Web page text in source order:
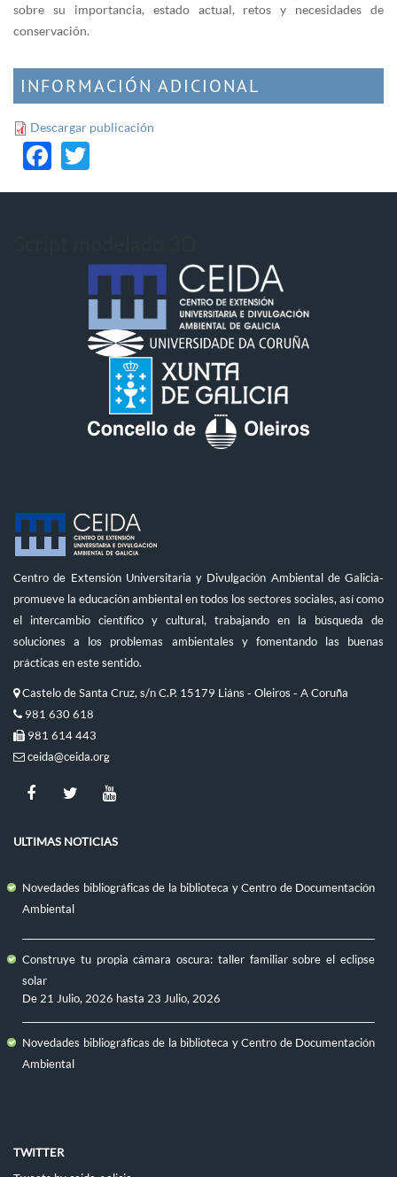
sobre su importancia, estado actual, retos y necesidades de
conservación.
INFORMACIÓN ADICIONAL
Descargar publicación
Facebook
Centro de Extensión Universitaria y Divulgación Ambiental de Galicia-
promueve la educación ambiental en todos los sectores sociales, así como
el intercambio científico y cultural, trabajando en la búsqueda de
soluciones a los problemas ambientales y fomentando las buenas
prácticas en este sentido.
Castelo de Santa Cruz, s/n C.P. 15179 Liáns - Oleiros - A Coruña
981 630 618
981 614 443
ceida@ceida.org
ULTIMAS NOTICIAS
Novedades bibliográficas de la biblioteca y Centro de Documentación
Ambiental
Construye tu propia cámara oscura: taller familiar sobre el eclipse
solar
De 21 Julio, 2026 hasta 23 Julio, 2026
Novedades bibliográficas de la biblioteca y Centro de Documentación
Ambiental
TWITTER